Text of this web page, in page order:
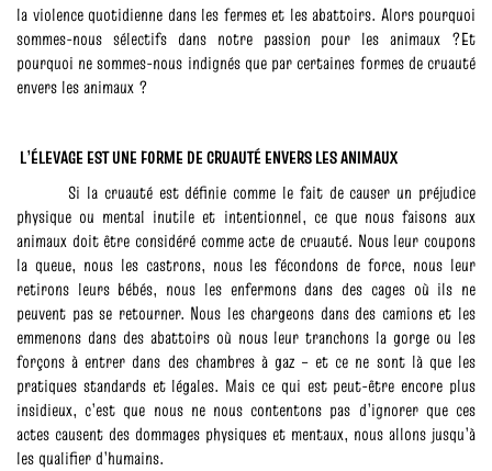
la violence quotidienne dans les fermes et les abattoirs. Alors pourquoi
sommes-nous sélectifs dans notre passion pour les animaux ?Et
pourquoi ne sommes-nous indignés que par certaines formes de cruauté
envers les animaux ?
L’ÉLEVAGE EST UNE FORME DE CRUAUTÉ ENVERS LES ANIMAUX
Si la cruauté est définie comme le fait de causer un préjudice
physique ou mental inutile et intentionnel, ce que nous faisons aux
animaux doit être considéré comme acte de cruauté. Nous leur coupons
la queue, nous les castrons, nous les fécondons de force, nous leur
retirons leurs bébés, nous les enfermons dans des cages où ils ne
peuvent pas se retourner. Nous les chargeons dans des camions et les
emmenons dans des abattoirs où nous leur tranchons la gorge ou les
forçons à entrer dans des chambres à gaz – et ce ne sont là que les
pratiques standards et légales. Mais ce qui est peut-être encore plus
insidieux, c’est que nous ne nous contentons pas d’ignorer que ces
actes causent des dommages physiques et mentaux, nous allons jusqu’à
les qualifier d’humains.